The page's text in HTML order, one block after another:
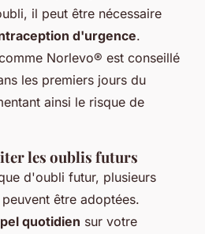
il peut être nécessaire
d'urgence.
Norlevo® est conseillé
les premiers jours du
ainsi le risque de
les oublis futurs
d'oubli futur, plusieurs
être adoptées.
quotidien sur votre